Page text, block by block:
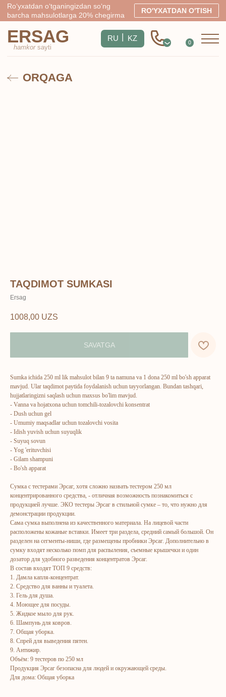
Ro‘yxatdan o‘tganingizdan so‘ng
barcha mahsulotlarga 20% chegirma
RO'YXATDAN O'TISH
0
ERSAG
hamkorsayti
0
ORQAGA
TAQDIMOT SUMKASI
Ersag
1008,00 UZS
SAVATGA
Sumka ichida 250 ml lik mahsulot bilan 9 ta namuna va 1 dona 250 ml bo'sh apparat
mavjud. Ular taqdimot paytida foydalanish uchun tayyorlangan. Bundan tashqari,
hujjatlaringizni saqlash uchun maxsus bo'lim mavjud.
- Vanna va hojatxona uchun tomchili-tozalovchi konsentrat
- Dush uchun gel
- Umumiy maqsadlar uchun tozalovchi vosita
- Idish yuvish uchun suyuqlik
- Suyuq sovun
- Yog 'erituvchisi
- Gilam shampuni
- Bo'sh apparat
Сумка с тестерами Эрсаг, хотя сложно назвать тестером 250 мл
концентрированного средства, - отличная возможность познакомиться с
продукцией лучше. ЭКО тестеры Эрсаг в стильной сумке – то, что нужно для
демонстрации продукции.
Сама сумка выполнена из качественного материала. На лицевой части
расположены кожаные вставки. Имеет три раздела, средний самый большой. Он
разделен на сегменты-ниши, где размещены пробники Эрсаг. Дополнительно в
сумку входят несколько помп для распыления, съемные крышечки и один
дозатор для удобного разведения концентратов Эрсаг. ⠀
В состав входят ТОП 9 средств: ⠀
1. Дамла капля-концентрат.
2. Средство для ванны и туалета.
3. Гель для душа.
4. Моющее для посуды.
5. Жидкое мыло для рук.
6. Шампунь для ковров.
7. Общая уборка.
8. Спрей для выведения пятен.
9. Антижир. ⠀
Объём: 9 тестеров по 250 мл
Продукция Эрсаг безопасна для людей и окружающей среды.
Для дома: Общая уборка
ERSAG
Bosh sahifa
Kompaniya haqida
Kontaktlar
Marketing
Maxfiylik siyosati
hamkorsayti
Kosmetika
Ro'yxatdan o'tish
To‘lov va yetkazib berish
Ommaviy oferta